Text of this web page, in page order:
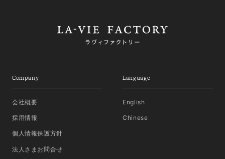
Company
会社概要
採用情報
個人情報保護方針
法人さまお問合せ
Language
English
Chinese